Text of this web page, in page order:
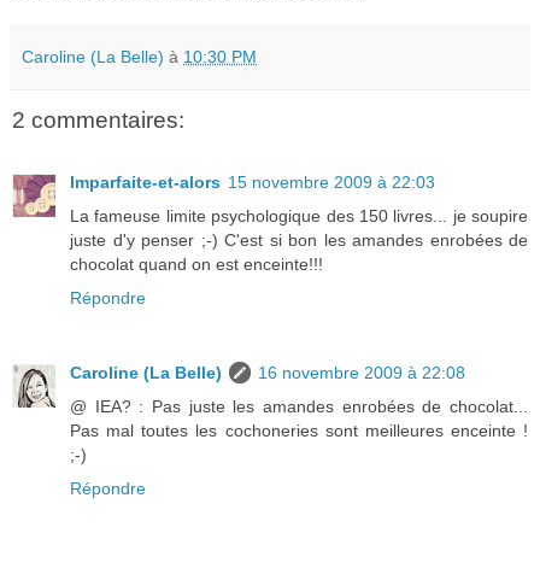
Caroline (La Belle) à 10:30 PM
2 commentaires:
Imparfaite-et-alors 15 novembre 2009 à 22:03
La fameuse limite psychologique des 150 livres... je soupire
juste d'y penser ;-) C'est si bon les amandes enrobées de
chocolat quand on est enceinte!!!
Répondre
Caroline (La Belle)
16 novembre 2009 à 22:08
@ IEA? : Pas juste les amandes enrobées de chocolat...
Pas mal toutes les cochoneries sont meilleures enceinte !
;-)
Répondre